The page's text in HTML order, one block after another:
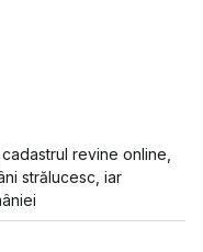
revine online,
strălucesc, iar